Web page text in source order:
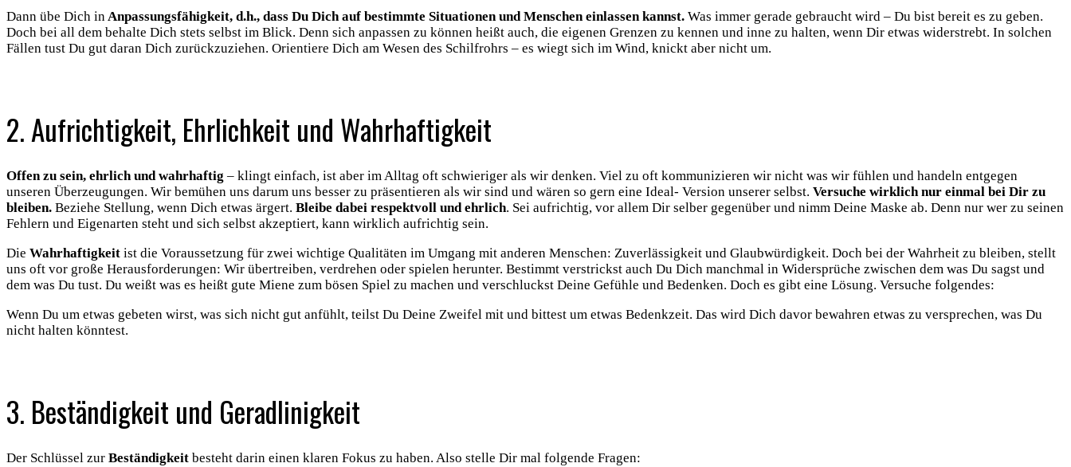
Dann übe Dich inAnpassungsfähigkeit, d.h., dass Du Dich auf bestimmte Situationen und Menschen einlassen kannst. Was immer gerade gebraucht wird – Du bist bereit es zu geben.
Doch bei all dem behalte Dich stets selbst im Blick. Denn sich anpassen zu können heißt auch, die eigenen Grenzen zu kennen und inne zu halten, wenn Dir etwas widerstrebt. In solchen
Fällen tust Du gut daran Dich zurückzuziehen. Orientiere Dich am Wesen des Schilfrohrs – es wiegt sich im Wind, knickt aber nicht um.
2. Aufrichtigkeit, Ehrlichkeit und Wahrhaftigkeit
Offen zu sein, ehrlich und wahrhaftig – klingt einfach, ist aber im Alltag oft schwieriger als wir denken. Viel zu oft kommunizieren wir nicht was wir fühlen und handeln entgegen
unseren Überzeugungen. Wir bemühen uns darum uns besser zu präsentieren als wir sind und wären so gern eine Ideal- Version unserer selbst. Versuche wirklich nur einmal bei Dir zu
bleiben. Beziehe Stellung, wenn Dich etwas ärgert. Bleibe dabei respektvoll und ehrlich. Sei aufrichtig, vor allem Dir selber gegenüber und nimm Deine Maske ab. Denn nur wer zu seinen
Fehlern und Eigenarten steht und sich selbst akzeptiert, kann wirklich aufrichtig sein.
Die Wahrhaftigkeit ist die Voraussetzung für zwei wichtige Qualitäten im Umgang mit anderen Menschen: Zuverlässigkeit und Glaubwürdigkeit. Doch bei der Wahrheit zu bleiben, stellt
uns oft vor große Herausforderungen: Wir übertreiben, verdrehen oder spielen herunter. Bestimmt verstrickst auch Du Dich manchmal in Widersprüche zwischen dem was Du sagst und
dem was Du tust. Du weißt was es heißt gute Miene zum bösen Spiel zu machen und verschluckst Deine Gefühle und Bedenken. Doch es gibt eine Lösung. Versuche folgendes:
Wenn Du um etwas gebeten wirst, was sich nicht gut anfühlt, teilst Du Deine Zweifel mit und bittest um etwas Bedenkzeit. Das wird Dich davor bewahren etwas zu versprechen, was Du
nicht halten könntest.
3. Beständigkeit und Geradlinigkeit
Der Schlüssel zur Beständigkeit besteht darin einen klaren Fokus zu haben. Also stelle Dir mal folgende Fragen: